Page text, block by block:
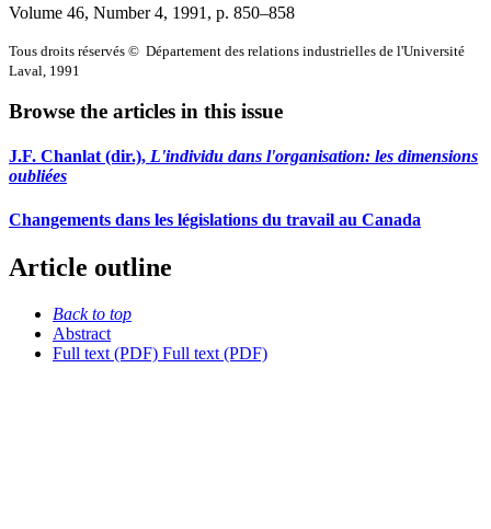
Volume 46, Number 4, 1991 , p. 850–858
Tous droits réservés © Département des relations industrielles de l'Université
Laval, 1991
Browse the articles in this issue
J.F. Chanlat (dir.), L'individu dans l'organisation: les dimensions
oubliées
Changements dans les législations du travail au Canada
Article outline
Back to top
Abstract
Full text (PDF) Full text (PDF)